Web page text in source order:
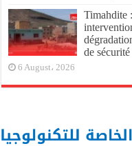
Timahdite
de
6 August، 2026